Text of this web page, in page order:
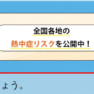
う。